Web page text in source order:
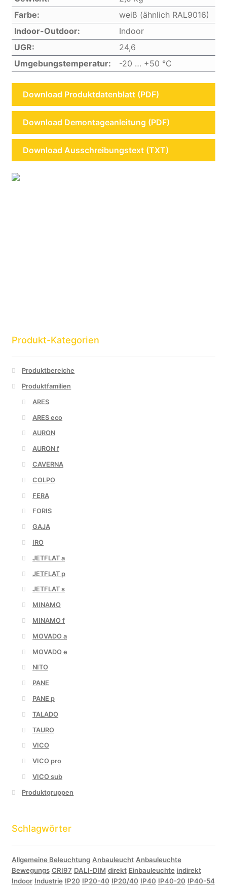
Farbe:
weiß (ähnlich RAL9016)
Indoor-Outdoor:
Indoor
UGR:
24,6
Umgebungstemperatur:
-20 … +50 °C
Download Produktdatenblatt (PDF)
Download Demontageanleitung (PDF)
Download Ausschreibungstext (TXT)
Produkt-Kategorien
Produktbereiche
Produktfamilien
ARES
ARES eco
AURON
AURON f
CAVERNA
COLPO
FERA
FORIS
GAJA
IRO
JETFLAT a
JETFLAT p
JETFLAT s
MINAMO
MINAMO f
MOVADO a
MOVADO e
NITO
PANE
PANE p
TALADO
TAURO
VICO
VICO pro
VICO sub
Produktgruppen
Schlagwörter
Allgemeine Beleuchtung Anbauleucht Anbauleuchte
Bewegungs CRI97 DALI-DIM direkt Einbauleuchte indirekt
Indoor Industrie IP20 IP20-40 IP20/40 IP40 IP40-20 IP40-54